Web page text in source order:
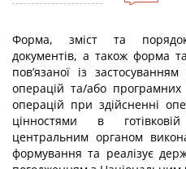
Форма, зміст та
документів, а також форма
пов’язаної із
операцій та/або програмних
операцій при здійсненні
цінностями в
центральним органом
формування та реалізує